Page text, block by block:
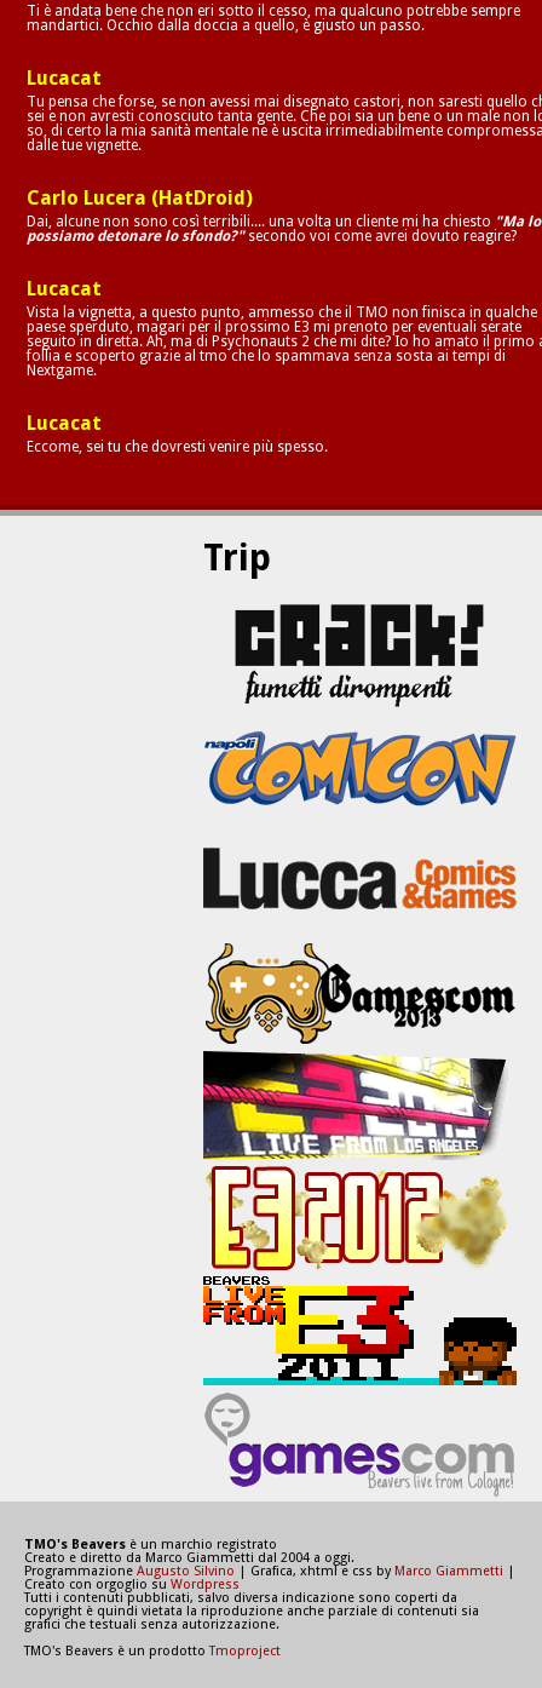
Ti è andata bene che non eri sotto il cesso, ma qualcuno potrebbe sempre
mandartici. Occhio dalla doccia a quello, è giusto un passo.
Lucacat
Tu pensa che forse, se non avessi mai disegnato castori, non saresti quello
sei e non avresti conosciuto tanta gente. Che poi sia un bene o un male non
so, di certo la mia sanità mentale ne è uscita irrimediabilmente
dalle tue vignette.
Carlo Lucera (HatDroid)
Dai, alcune non sono così terribili.... una volta un cliente mi ha chiesto "Ma lo
possiamo detonare lo sfondo?"secondo voi come avrei dovuto reagire?
Lucacat
Vista la vignetta, a questo punto, ammesso che il TMO non finisca in qualche
paese sperduto, magari per il prossimo E3 mi prenoto per eventuali serate
seguito in diretta. Ah, ma di Psychonauts 2 che mi dite? Io ho amato il primo
follia e scoperto grazie al tmo che lo spammava senza sosta ai tempi di
Nextgame.
Lucacat
Eccome, sei tu che dovresti venire più spesso.
Trip
TMO's Beavers è un marchio registrato
Creato e diretto da Marco Giammetti dal 2004 a oggi.
Programmazione Augusto Silvino | Grafica, xhtml e css byMarco Giammetti
Creato con orgoglio su Wordpress
Tutti i contenuti pubblicati, salvo diversa indicazione sono coperti da
copyright è quindi vietata la riproduzione anche parziale di contenuti sia
grafici che testuali senza autorizzazione.
TMO's Beavers è un prodottoTmoproject